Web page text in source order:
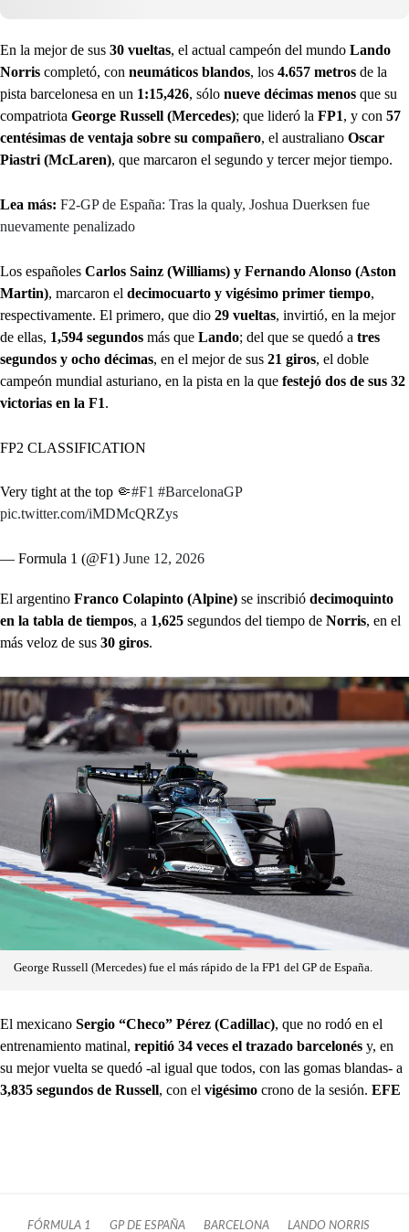
En la mejor de sus 30 vueltas, el actual campeón del mundo Lando
Norris completó, con neumáticos blandos, los 4.657 metros de la
pista barcelonesa en un 1:15,426, sólo nueve décimas menos que su
compatriota George Russell (Mercedes); que lideró la FP1, y con 57
centésimas de ventaja sobre su compañero, el australiano Oscar
Piastri (McLaren), que marcaron el segundo y tercer mejor tiempo.
Lea más: F2-GP de España: Tras la qualy, Joshua Duerksen fue
nuevamente penalizado
Los españoles Carlos Sainz (Williams) y Fernando Alonso (Aston
Martin), marcaron el decimocuarto y vigésimo primer tiempo,
respectivamente. El primero, que dio 29 vueltas, invirtió, en la mejor
de ellas, 1,594 segundos más que Lando; del que se quedó a tres
segundos y ocho décimas, en el mejor de sus 21 giros, el doble
campeón mundial asturiano, en la pista en la que festejó dos de sus 32
victorias en la F1.
FP2 CLASSIFICATION
Very tight at the top 🤏#F1 #BarcelonaGP
pic.twitter.com/iMDMcQRZys
— Formula 1 (@F1) June 12, 2026
El argentino Franco Colapinto (Alpine) se inscribió decimoquinto
en la tabla de tiempos, a 1,625 segundos del tiempo de Norris, en el
más veloz de sus 30 giros.
George Russell (Mercedes) fue el más rápido de la FP1 del GP de España.
El mexicano Sergio “Checo” Pérez (Cadillac), que no rodó en el
entrenamiento matinal, repitió 34 veces el trazado barcelonés y, en
su mejor vuelta se quedó -al igual que todos, con las gomas blandas- a
3,835 segundos de Russell, con el vigésimo crono de la sesión. EFE
FÓRMULA 1 GP DE ESPAÑA BARCELONA LANDO NORRIS